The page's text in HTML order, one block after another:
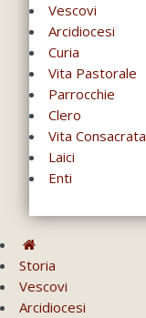
Vescovi
Arcidiocesi
Curia
Vita Pastorale
Parrocchie
Clero
Vita Consacrata
Laici
Enti
Storia
Vescovi
Arcidiocesi